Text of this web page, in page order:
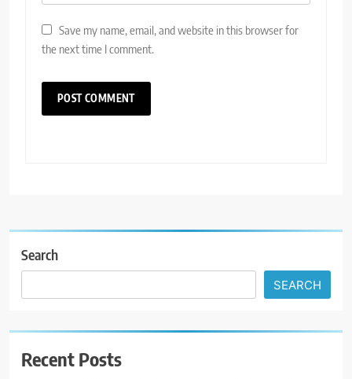
Save my name, email, and website in this browser for
the next time I comment.
Search
SEARCH
Recent Posts